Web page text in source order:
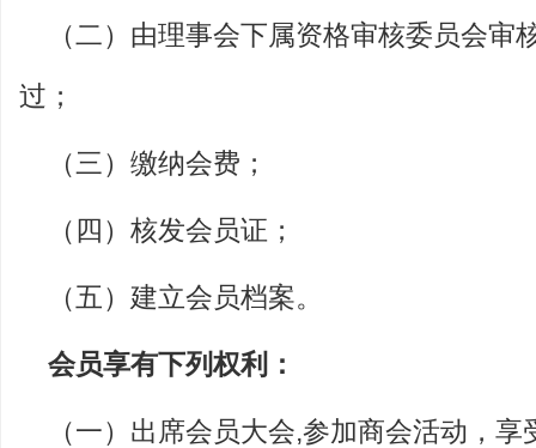
（二）由理事会下属资格审核委员会
过；
（三）缴纳会费；
（四）核发会员证；
（五）建立会员档案。
会员享有下列权利：
（一）出席会员大会,参加商会活动，